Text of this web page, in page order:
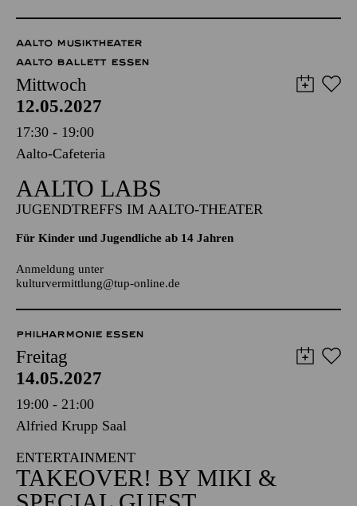
7,50€
Die Veranstaltung ist vom Angebot der TUPcard ausgeschlossen.
AALTO MUSIKTHEATER
AALTO BALLETT ESSEN
Mittwoch
12.05.2027
17:30 - 19:00
Aalto-Cafeteria
AALTO LABS
Für Kinder und Jugendliche ab 14 Jahren
kulturvermittlung@tup-online.de
PHILHARMONIE ESSEN
Freitag
14.05.2027
19:00 - 21:00
Alfried Krupp Saal